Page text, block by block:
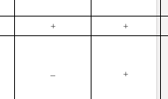
+
+
– +